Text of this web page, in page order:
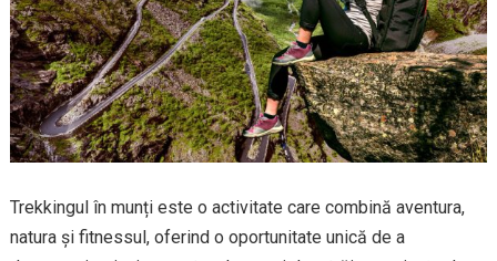
Trekkingul în munți este o activitate care combină aventura,
natura și fitnessul, oferind o oportunitate unică de a